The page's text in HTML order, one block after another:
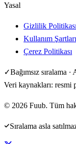
Yasal
Gizlilik Politikası
Kullanım Şartları
Çerez Politikası
✓Bağımsız sıralama
Veri kaynakları: resmi
© 2026 Fuub. Tüm
Sıralama asla